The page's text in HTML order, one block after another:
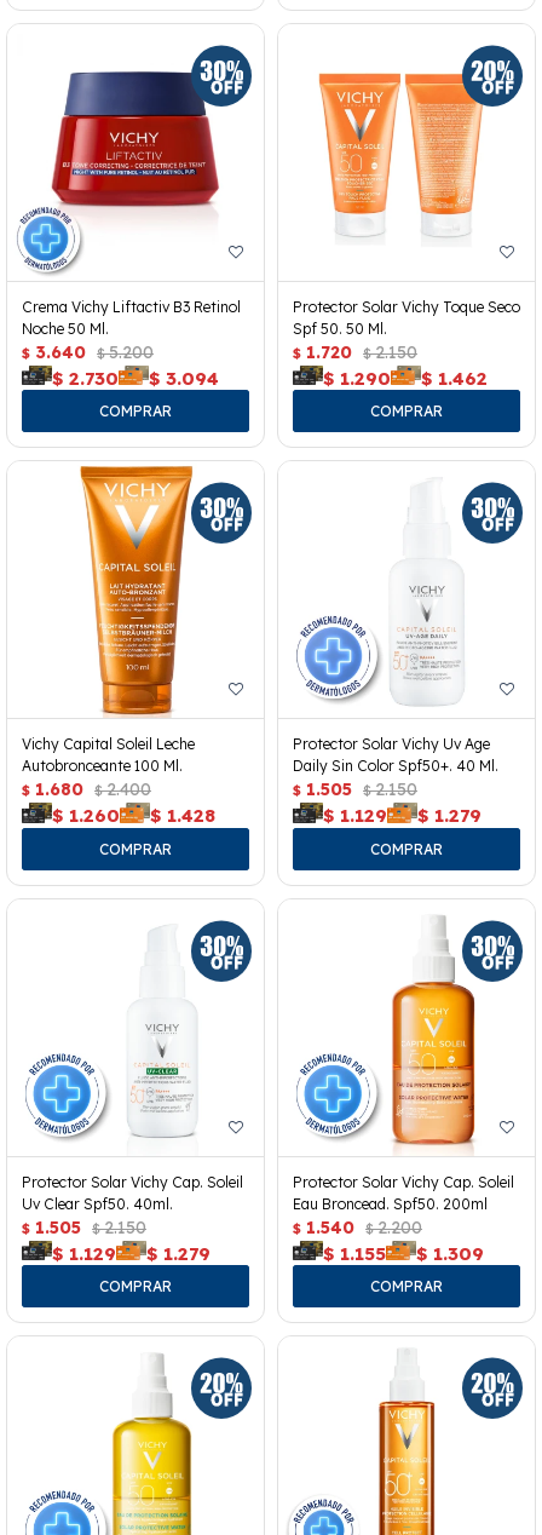
Crema Vichy Liftactiv B3 Retinol
Noche 50 Ml.
$ 3.640 $ 5.200
$ 2.730 $ 3.094
Protector Solar Vichy Toque Seco
Spf 50. 50 Ml.
$ 1.720 $ 2.150
$ 1.290 $ 1.462
Vichy Capital Soleil Leche
Autobronceante 100 Ml.
$ 1.680 $ 2.400
$ 1.260 $ 1.428
Protector Solar Vichy Uv Age
Daily Sin Color Spf50+. 40 Ml.
$ 1.505 $ 2.150
$ 1.129 $ 1.279
Protector Solar Vichy Cap. Soleil
Uv Clear Spf50. 40ml.
$ 1.505 $ 2.150
$ 1.129 $ 1.279
Protector Solar Vichy Cap. Soleil
Eau Broncead. Spf50. 200ml
$ 1.540 $ 2.200
$ 1.155 $ 1.309